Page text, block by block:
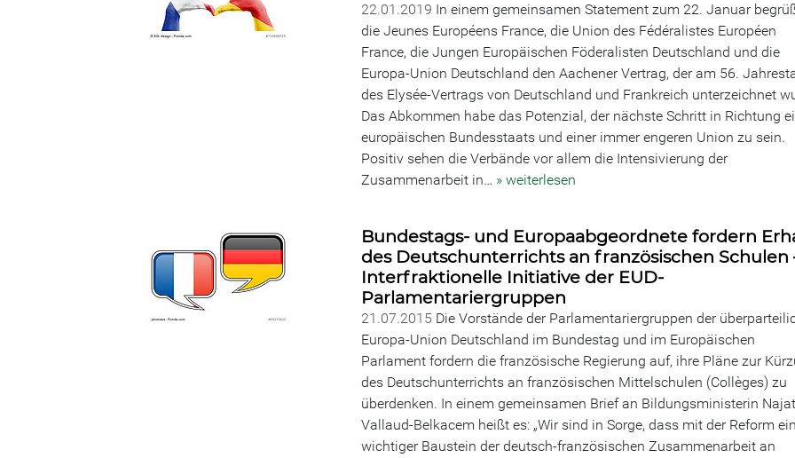
22.01.2019 In einem gemeinsamen Statement zum 22. Januar
die Jeunes Européens France, die Union des Fédéralistes Européen
France, die Jungen Europäischen Föderalisten Deutschland und die
Europa-Union Deutschland den Aachener Vertrag, der am 56.
des Elysée-Vertrags von Deutschland und Frankreich unterzeichnet
Das Abkommen habe das Potenzial, der nächste Schritt in Richtung
europäischen Bundesstaats und einer immer engeren Union zu sein.
Positiv sehen die Verbände vor allem die Intensivierung der
Zusammenarbeit in… » weiterlesen
Bundestags- und Europaabgeordnete fordern
des Deutschunterrichts an französischen Schulen
Interfraktionelle Initiative der EUD-
Parlamentariergruppen
21.07.2015 Die Vorstände der Parlamentariergruppen der
Europa-Union Deutschland im Bundestag und im Europäischen
Parlament fordern die französische Regierung auf, ihre Pläne zur
des Deutschunterrichts an französischen Mittelschulen (Collèges) zu
überdenken. In einem gemeinsamen Brief an Bildungsministerin Najat
Vallaud-Belkacem heißt es: „Wir sind in Sorge, dass mit der Reform ein
wichtiger Baustein der deutsch-französischen Zusammenarbeit an